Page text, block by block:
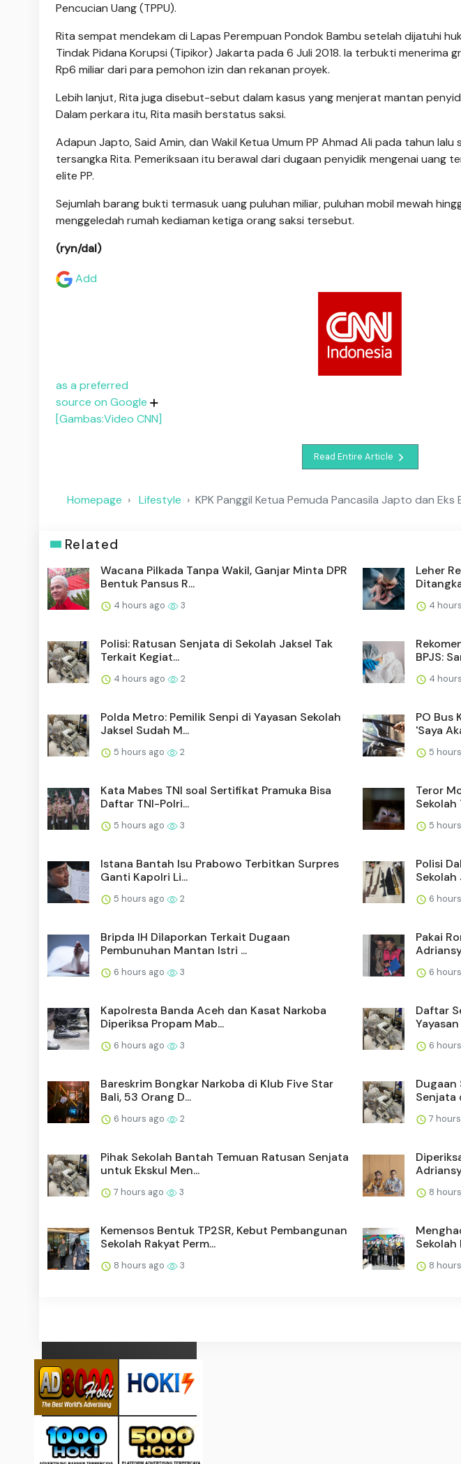
Pencucian Uang (TPPU).
Rita sempat mendekam di Lapas Perempuan Pondok Bambu setelah dijatuhi
Tindak Pidana Korupsi (Tipikor) Jakarta pada 6 Juli 2018. Ia terbukti menerima
Rp6 miliar dari para pemohon izin dan rekanan proyek.
Lebih lanjut, Rita juga disebut-sebut dalam kasus yang menjerat mantan
Dalam perkara itu, Rita masih berstatus saksi.
Adapun Japto, Said Amin, dan Wakil Ketua Umum PP Ahmad Ali pada tahun
tersangka Rita. Pemeriksaan itu berawal dari dugaan penyidik mengenai uang
elite PP.
Sejumlah barang bukti termasuk uang puluhan miliar, puluhan mobil mewah
menggeledah rumah kediaman ketiga orang saksi tersebut.
(ryn/dal)
Add
as a preferred
source on Google
[Gambas:Video CNN]
Read Entire Article
Homepage Lifestyle KPK Panggil Ketua Pemuda Pancasila Japto dan
Related
Wacana Pilkada Tanpa Wakil, Ganjar Minta DPR
Bentuk Pansus R...
4 hours ago 3
Leher
4
Polisi: Ratusan Senjata di Sekolah Jaksel Tak
Terkait Kegiat...
4 hours ago 2
BPJS:
4
Polda Metro: Pemilik Senpi di Yayasan Sekolah
Jaksel Sudah M...
5 hours ago 2
PO Bus
'Saya
5
Kata Mabes TNI soal Sertifikat Pramuka Bisa
Daftar TNI-Polri...
5 hours ago 3
Teror
Sekolah
5
Istana Bantah Isu Prabowo Terbitkan Surpres
Ganti Kapolri Li...
5 hours ago 2
Polisi
Sekolah
6
Bripda IH Dilaporkan Terkait Dugaan
Pembunuhan Mantan Istri ...
6 hours ago 3
Pakai
6
Kapolresta Banda Aceh dan Kasat Narkoba
Diperiksa Propam Mab...
6 hours ago 3
Daftar
6
Bareskrim Bongkar Narkoba di Klub Five Star
Bali, 53 Orang D...
6 hours ago 2
Dugaan
Senjata
7
Pihak Sekolah Bantah Temuan Ratusan Senjata
untuk Ekskul Men...
7 hours ago 3 8
Kemensos Bentuk TP2SR, Kebut Pembangunan
Sekolah Rakyat Perm...
8 hours ago 3
Sekolah
8